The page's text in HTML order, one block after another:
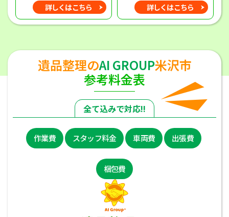
詳しくはこちら 詳しくはこちら
遺品整理のAI GROUP米沢市
参考料金表
全て込みで対応!!
作業費 スタッフ料金 車両費 出張費
梱包費